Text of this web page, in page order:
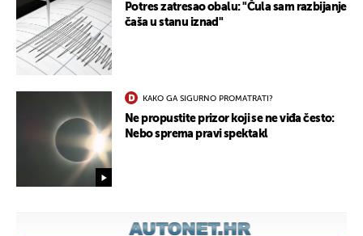
Potres zatresao obalu: "Čula sam razbijanje
čaša u stanu iznad"
KAKO GA SIGURNO PROMATRATI?
Ne propustite prizor koji se ne viđa često:
Nebo sprema pravi spektakl